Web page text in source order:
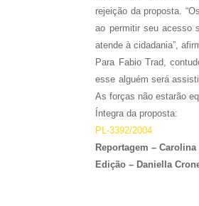
rejeição da proposta.
ao permitir seu acesso
atende à cidadania”,
Para Fabio Trad,
esse alguém será
As forças não estarão
Íntegra da proposta:
PL-3392/2004
Reportagem – Carolina
Edição – Daniella